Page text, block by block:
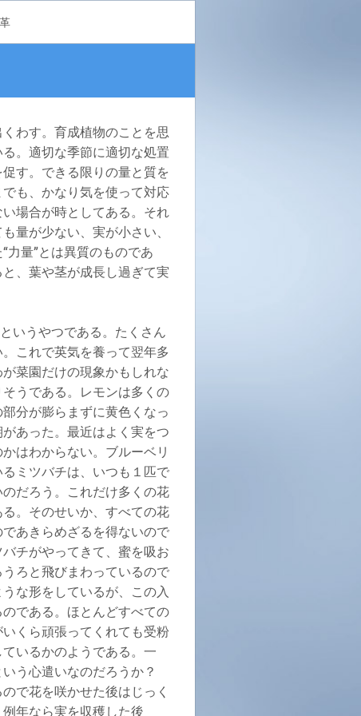
わす。育成植物のことを思
。適切な季節に適切な処置
す。できる限りの量と質を
も、かなり気を使って対応
場合が時としてある。それ
量が少ない、実が小さい、
力量”とは異質のものであ
、葉や茎が成長し過ぎて実
いうやつである。たくさん
これで英気を養って翌年多
菜園だけの現象かもしれな
うである。レモンは多くの
分が膨らまずに黄色くなっ
あった。最近はよく実をつ
はわからない。ブルーベリ
ミツバチは、いつも１匹で
だろう。これだけ多くの花
。そのせいか、すべての花
あきらめざるを得ないので
チがやってきて、蜜を吸お
ろと飛びまわっているので
な形をしているが、この入
である。ほとんどすべての
くら頑張ってくれても受粉
いるかのようである。一
う心遣いなのだろうか？
で花を咲かせた後はじっく
年なら実を収穫した後